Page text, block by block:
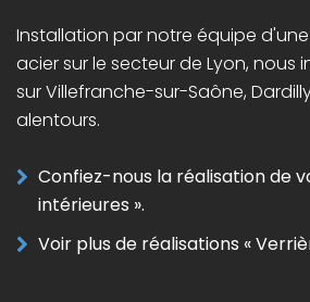
Installation par notre équipe
acier sur le secteur de Lyon, nous
sur Villefranche-sur-Saône,
alentours.
Confiez-nous la réalisation de
intérieures ».
Voir plus de réalisations «